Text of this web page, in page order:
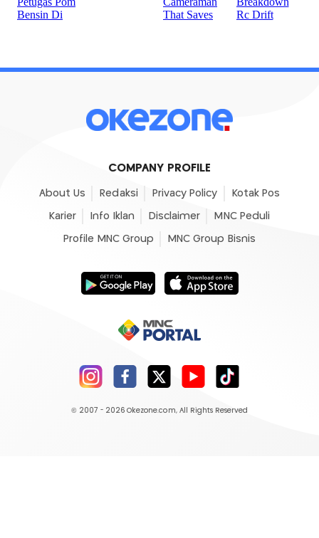
COMPANY PROFILE
About Us Redaksi Privacy Policy Kotak Pos
Karier Info Iklan Disclaimer MNC Peduli
Profile MNC Group MNC Group Bisnis
© 2007 - 2026 Okezone.com, All Rights Reserved